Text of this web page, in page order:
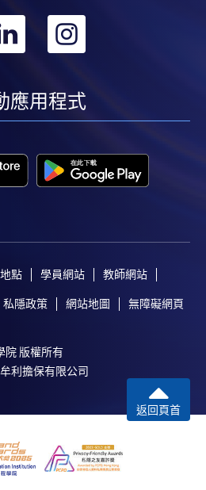
轉
linkedin
應用程式
點 學員網站 教師網站
私隱政策 網站地圖 無障礙網頁
院 版權所有
利擔保有限公司
返回頁首